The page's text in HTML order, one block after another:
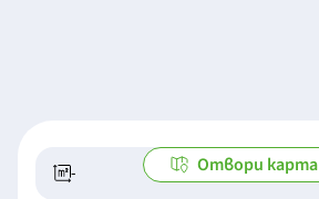
- -/-
Отвори карта